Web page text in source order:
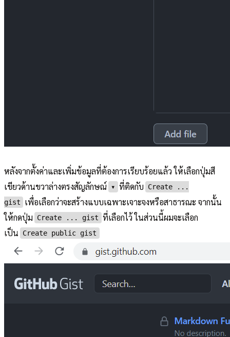
หลังจากตั้งค่าและเพิ่มข้อมูลที่ต้องการเรียบร้อยแล้ว ให้เลือกปุ่มสี
เขียวด้านขวาล่างตรงสัญลักษณ์
▾ ที่ติดกับ
Create ...
gist
เพื่อเลือกว่าจะสร้างแบบเฉพาะเจาะจงหรือสาธารณะ จากนั้น
ให้กดปุ่ม
Create ... gist ที่เลือกไว้ ในส่วนนี้ผมจะเลือก
เป็น
Create public gist